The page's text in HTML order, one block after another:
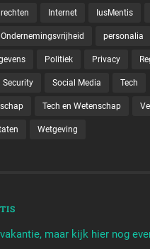
Internet IusMentis
Ondernemingsvrijheid personalia
Politiek Privacy
Security Social Media Tech
Tech en Wetenschap
Wetgeving
maar kijk hier nog